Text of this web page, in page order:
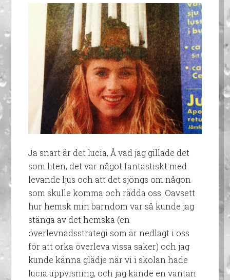
Ja snart är det lucia, Å vad jag gillade det
som liten, det var något fantastiskt med
levande ljus och att det sjöngs om någon
som skulle komma och rädda oss. Oavsett
hur hemsk min barndom var så kunde jag
stänga av det hemska (en
överlevnadsstrategi som är nedlagt i oss
för att orka överleva vissa saker) och jag
kunde känna glädje när vi i skolan hade
lucia uppvisning, och jag kände en väntan